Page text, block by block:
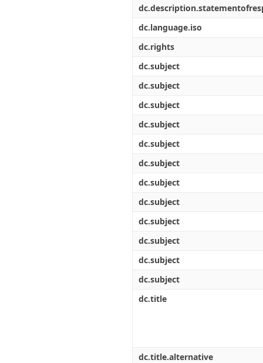
dc.language.iso
dc.rights
dc.subject
dc.subject
dc.subject
dc.subject
dc.subject
dc.subject
dc.subject
dc.subject
dc.subject
dc.subject
dc.subject
dc.subject
dc.title
dc.title.alternative